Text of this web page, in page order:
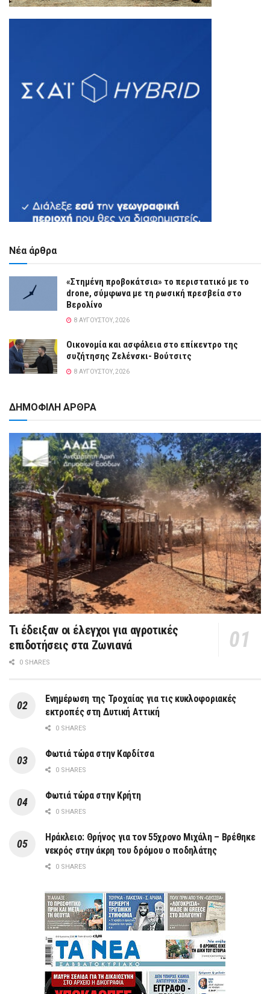
Νέα άρθρα
«Στημένη προβοκάτσια» το περιστατικό με το
drone, σύμφωνα με τη ρωσική πρεσβεία στο
Βερολίνο
8 ΑΥΓΟΎΣΤΟΥ, 2026
Οικονομία και ασφάλεια στο επίκεντρο της
συζήτησης Ζελένσκι- Βούτσιτς
8 ΑΥΓΟΎΣΤΟΥ, 2026
ΔΗΜΟΦΙΛΗ ΑΡΘΡΑ
Τι έδειξαν οι έλεγχοι για αγροτικές
επιδοτήσεις στα Ζωνιανά
0 SHARES
Ενημέρωση της Τροχαίας για τις κυκλοφοριακές
εκτροπές στη Δυτική Αττική
0 SHARES
Φωτιά τώρα στην Καρδίτσα
0 SHARES
Φωτιά τώρα στην Κρήτη
0 SHARES
Ηράκλειο: Θρήνος για τον 55χρονο Μιχάλη – Βρέθηκε
νεκρός στην άκρη του δρόμου ο ποδηλάτης
0 SHARES